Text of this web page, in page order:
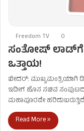
Freedom TV 0
ಸಂತೋಷ್ ಲಾಡ್‌ಗೆ
ಒತ್ತಾಯ!
ಬೀದರ್: ಮುಖ್ಯಮಂತ್ರಿಯಾಗಿ
ಇದೀಗ ಹೊಸ ಸಚಿವ
ಮಹಾಪೂರವೇ
Read More »